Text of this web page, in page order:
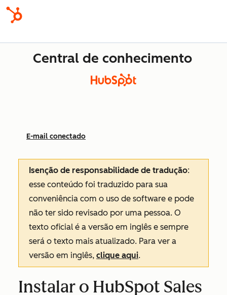
Central de conhecimento
E-mail conectado
Isenção de responsabilidade de tradução:
esse conteúdo foi traduzido para sua
conveniência com o uso de software e pode
não ter sido revisado por uma pessoa. O
texto oficial é a versão em inglês e sempre
será o texto mais atualizado. Para ver a
versão em inglês, clique aqui.
Instalar o HubSpot Sales